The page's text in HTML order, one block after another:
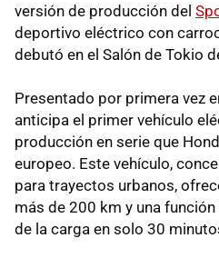
versión de producción del
deportivo eléctrico con
debutó en el Salón de Tokio
Presentado por primera vez
anticipa el primer vehículo
producción en serie que
europeo. Este vehículo,
para trayectos urbanos,
más de 200 km y una
de la carga en solo 30